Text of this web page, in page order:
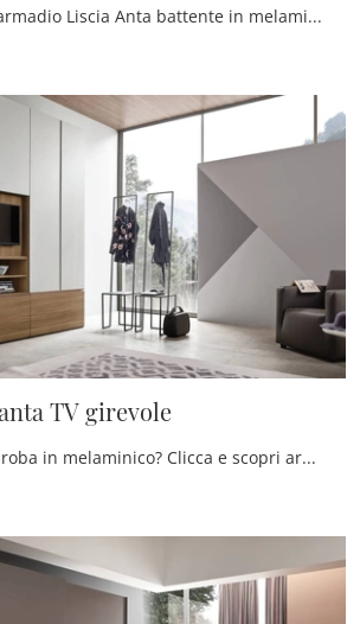
Ti presentiamo l'armadio Liscia Anta battente in melaminico di Maronese! Una ricca gamma di armadi componibili con ante battenti.
TV girevole
Cerchi un guardaroba in melaminico? Clicca e scopri armadiature a muro con ante battenti di Maronese.